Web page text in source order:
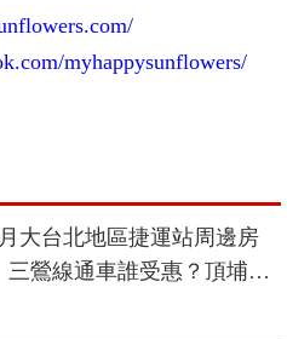
myhappysunflowers/
大台北地區捷運站周邊房
三鶯線通車誰受惠？頂埔雙
盤